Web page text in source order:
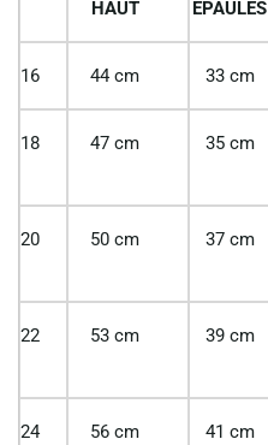
HAUT
EPAULES
16 44 cm 33 cm
18 47 cm 35 cm
20 50 cm 37 cm
22 53 cm 39 cm
24 56 cm 41 cm